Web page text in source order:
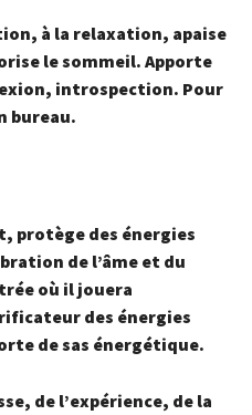
à la relaxation, apaise
le sommeil. Apporte
introspection. Pour
bureau.
protège des énergies
de l’âme et du
où il jouera
des énergies
de sas énergétique.
de l’expérience, de la